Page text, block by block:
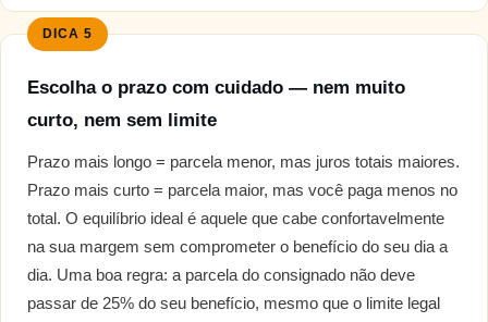
DICA 5
Escolha o prazo com cuidado — nem muito
curto, nem sem limite
Prazo mais longo = parcela menor, mas juros totais maiores.
Prazo mais curto = parcela maior, mas você paga menos no
total. O equilíbrio ideal é aquele que cabe confortavelmente
na sua margem sem comprometer o benefício do seu dia a
dia. Uma boa regra: a parcela do consignado não deve
passar de 25% do seu benefício, mesmo que o limite legal